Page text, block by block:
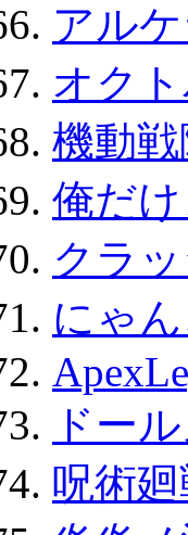
アル
オク
機動
俺だ
クラ
にゃ
ドー
呪術